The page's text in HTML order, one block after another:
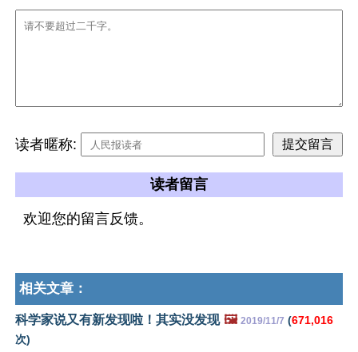
读者暱称:
读者留言
欢迎您的留言反馈。
相关文章：
科学家说又有新发现啦！其实没发现 🖼️ 2019/11/7 (671,016
次)